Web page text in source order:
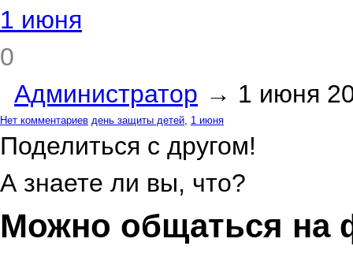
1 июня
0
Администратор → 1 июня
Нет комментариев день защиты детей, 1 июня
Поделиться с другом!
А знаете ли вы, что?
Можно общаться на